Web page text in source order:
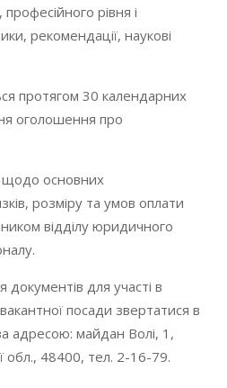
рівня і
рекомендації, наукові
протягом 30 календарних
оголошення про
щодо основних
розміру та умов оплати
відділу юридичного
для участі в
посади звертатися в
адресою: майдан Волі, 1,
обл., 48400, тел. 2-16-79.